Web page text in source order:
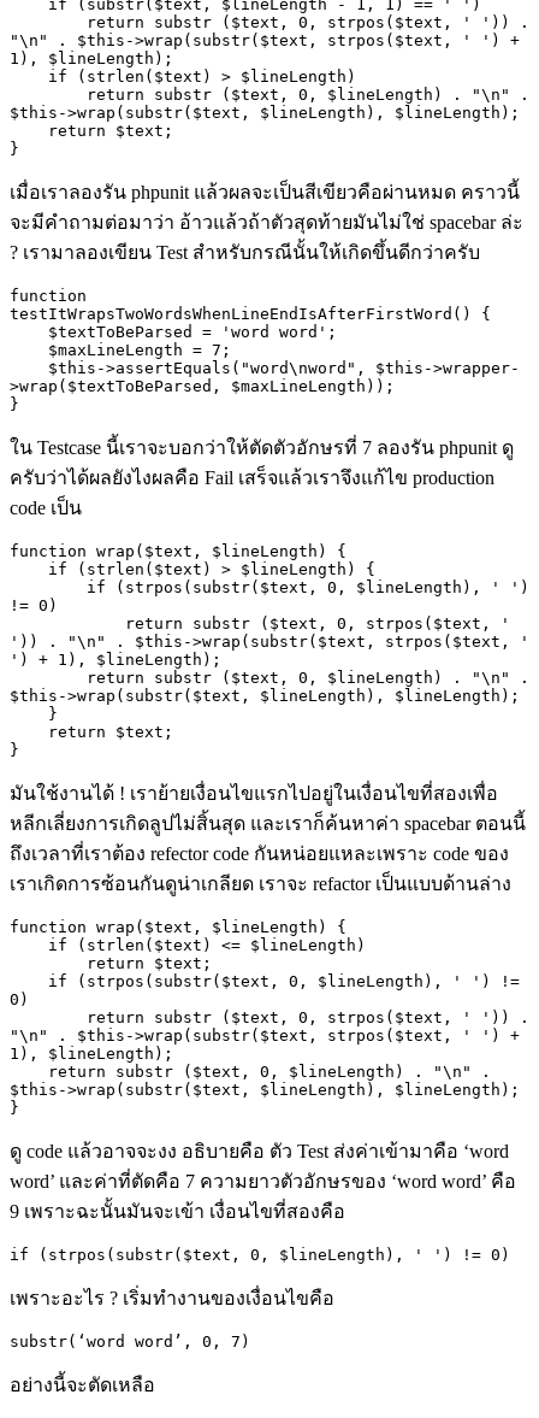
if (substr($text, $lineLength - 1, 1) == ' ')
return substr ($text, 0, strpos($text, ' ')) .
"\n" . $this->wrap(substr($text, strpos($text, ' ') +
1), $lineLength);
if (strlen($text) > $lineLength)
return substr ($text, 0, $lineLength) . "\n" .
$this->wrap(substr($text, $lineLength), $lineLength);
return $text;
}
เมื่อเราลองรัน phpunit แล้วผลจะเป็นสีเขียวคือผ่านหมด คราวนี้
จะมีคำถามต่อมาว่า อ้าวแล้วถ้าตัวสุดท้ายมันไม่ใช่ spacebar ล่ะ
? เรามาลองเขียน Test สำหรับกรณีนั้นให้เกิดขึ้นดีกว่าครับ
function
testItWrapsTwoWordsWhenLineEndIsAfterFirstWord() {
$textToBeParsed = 'word word';
$maxLineLength = 7;
$this->assertEquals("word\nword", $this->wrapper-
>wrap($textToBeParsed, $maxLineLength));
}
ใน Testcase นี้เราจะบอกว่าให้ตัดตัวอักษรที่ 7 ลองรัน phpunit ดู
ครับว่าได้ผลยังไงผลคือ Fail เสร็จแล้วเราจึงแก้ไข production
code เป็น
function wrap($text, $lineLength) {
if (strlen($text) > $lineLength) {
if (strpos(substr($text, 0, $lineLength), ' ')
!= 0)
return substr ($text, 0, strpos($text, '
')) . "\n" . $this->wrap(substr($text, strpos($text, '
') + 1), $lineLength);
return substr ($text, 0, $lineLength) . "\n" .
$this->wrap(substr($text, $lineLength), $lineLength);
}
return $text;
มันใช้งานได้ ! เราย้ายเงื่อนไขแรกไปอยู่ในเงื่อนไขที่สองเพื่อ
หลีกเลี่ยงการเกิดลูปไม่สิ้นสุด และเราก็ค้นหาค่า spacebar ตอนนี้
ถึงเวลาที่เราต้อง refector code กันหน่อยแหละเพราะ code ของ
เราเกิดการซ้อนกันดูน่าเกลียด เราจะ refactor เป็นแบบด้านล่าง
function wrap($text, $lineLength) {
if (strlen($text) <= $lineLength)
return $text;
if (strpos(substr($text, 0, $lineLength), ' ') !=
0)
return substr ($text, 0, strpos($text, ' ')) .
"\n" . $this->wrap(substr($text, strpos($text, ' ') +
1), $lineLength);
return substr ($text, 0, $lineLength) . "\n" .
$this->wrap(substr($text, $lineLength), $lineLength);
ดู code แล้วอาจจะงง อธิบายคือ ตัว Test ส่งค่าเข้ามาคือ ‘word
word’ และค่าที่ตัดคือ 7 ความยาวตัวอักษรของ ‘word word’ คือ
9 เพราะฉะนั้นมันจะเข้า เงื่อนไขที่สองคือ
if (strpos(substr($text, 0, $lineLength), ' ') != 0)
เพราะอะไร ? เริ่มทำงานของเงื่อนไขคือ
substr(‘word word’, 0, 7)
อย่างนี้จะตัดเหลือ